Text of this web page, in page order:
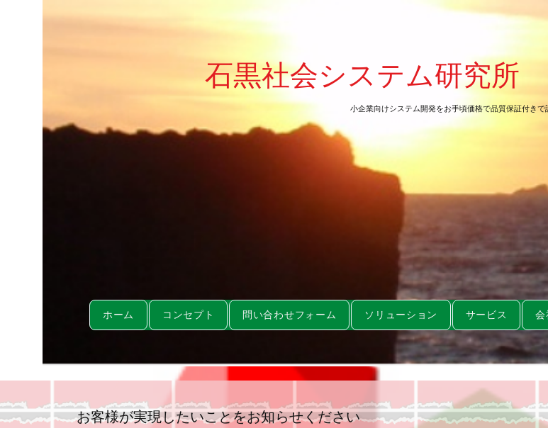
石黒社会システム研究所
小企業向けシステム開発をお手頃価格で品質保証付きで
ホーム コンセプト 問い合わせフォーム ソリューション サービス
お客様が実現したいことをお知らせください